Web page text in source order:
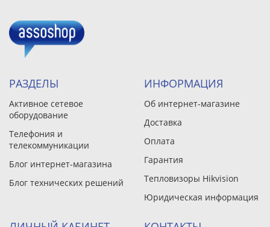
РАЗДЕЛЫ
Активное сетевое
оборудование
Телефония и
телекоммуникации
Блог интернет-магазина
Блог технических решений
ИНФОРМАЦИЯ
Об интернет-магазине
Доставка
Оплата
Гарантия
Тепловизоры Hikvision
Юридическая информация